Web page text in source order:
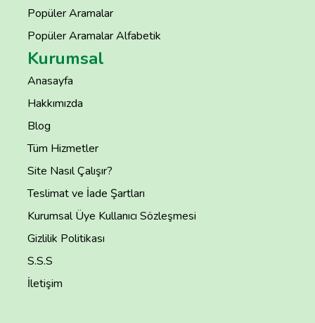
Popüler Aramalar
Popüler Aramalar Alfabetik
Kurumsal
Anasayfa
Hakkımızda
Blog
Tüm Hizmetler
Site Nasıl Çalışır?
Teslimat ve İade Şartları
Kurumsal Üye Kullanıcı Sözleşmesi
Gizlilik Politikası
S.S.S
İletişim